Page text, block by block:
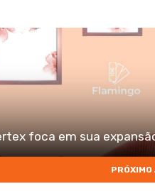
foca em sua
PRÓXIMO